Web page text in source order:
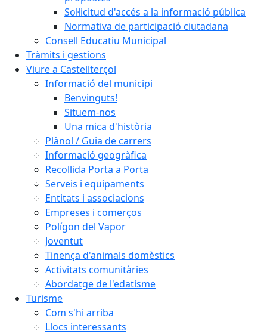
Sol·licitud d'accés a la informació pública
Normativa de participació ciutadana
Consell Educatiu Municipal
Tràmits i gestions
Viure a Castellterçol
Informació del municipi
Benvinguts!
Situem-nos
Una mica d'història
Plànol / Guia de carrers
Informació geogràfica
Recollida Porta a Porta
Serveis i equipaments
Entitats i associacions
Empreses i comerços
Polígon del Vapor
Joventut
Tinença d'animals domèstics
Activitats comunitàries
Abordatge de l'edatisme
Turisme
Com s'hi arriba
Llocs interessants